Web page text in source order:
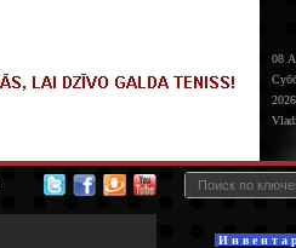
08
2026
И н в е н т а